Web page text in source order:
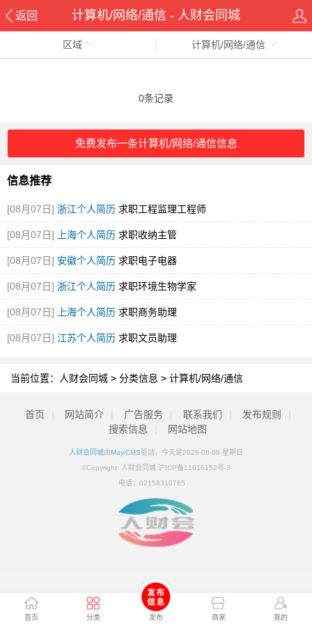
区域 计算机/网络/通信
0条记录
免费发布一条计算机/网络/通信信息
信息推荐
[08月07日] 浙江个人简历 求职工程监理工程师
[08月07日] 上海个人简历 求职收纳主管
[08月07日] 安徽个人简历 求职电子电器
[08月07日] 浙江个人简历 求职环境生物学家
[08月07日] 上海个人简历 求职商务助理
[08月07日] 江苏个人简历 求职文员助理
当前位置： 人财会同城 > 分类信息 > 计算机/网络/通信
返回 计算机/网络/通信 - 人财会同城
首页 分类 发布 商家 我的
首页 网站简介 广告服务 联系我们 发布规则
搜索信息
网站地图
人财会同城由MayiCMS驱动，今天是2026-08-09 星期日
©Copyright 人财会同城 沪ICP备11016152号-3
电话： 02158310765